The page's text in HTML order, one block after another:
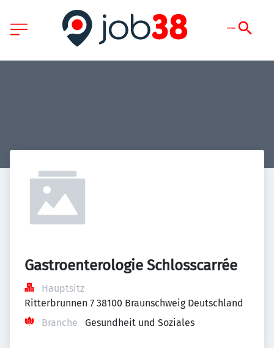
Gastroenterologie Schlosscarrée
Hauptsitz
Ritterbrunnen 7 38100 Braunschweig Deutschland
Branche
Gesundheit und Soziales